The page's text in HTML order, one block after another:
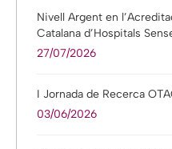
Nivell Argent en
Catalana d’Hospitals
27/07/2026
I Jornada de Recerca
03/06/2026